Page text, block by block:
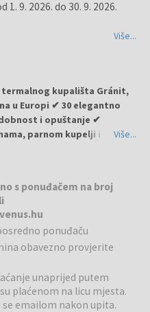
9. 2026. do 30. 9. 2026.
Više...
termalnog kupališta Gránit,
u Europi ✔ 30 elegantno
i opuštanje ✔
parnom kupelji i
i duha ✔ restoran s
obitelji i sve koji traže
uživanja
kupališta Gránit i nudi
i lokalne
istakne ženske kvalitete ljepote
Gosti mogu uživati u
aktivnom odmoru.
Više...
s ponuđačem na broj
ponuđaču
obavezno provjerite
unaprijed putem
plaćenom na licu mjesta.
emailom nakon upita.